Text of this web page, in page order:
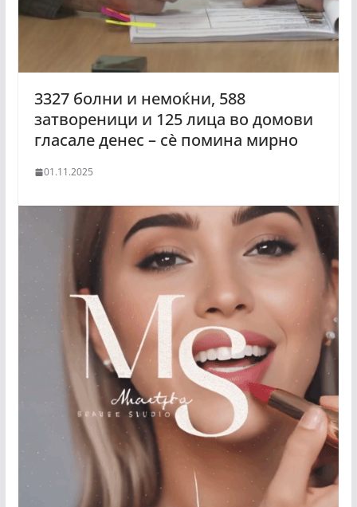
3327 болни и немоќни, 588
затвореници и 125 лица во домови
гласале денес – сè помина мирно
01.11.2025